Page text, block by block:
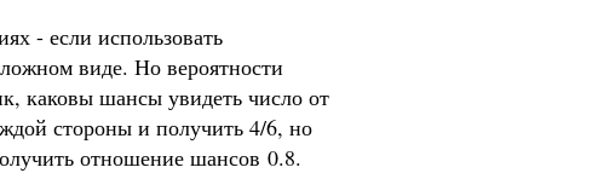
- если использовать
виде. Но вероятности
каковы шансы увидеть число от
стороны и получить 4/6, но
отношение шансов 0.8.